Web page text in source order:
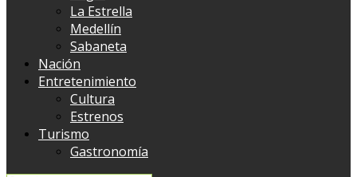
La Estrella
Medellín
Sabaneta
Nación
Entretenimiento
Cultura
Estrenos
Turismo
Gastronomía